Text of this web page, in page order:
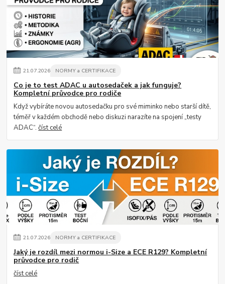
21.07.2026 NORMY a CERTIFIKACE
Co je to test ADAC u autosedaček a jak funguje?
Kompletní průvodce pro rodiče
Když vybíráte novou autosedačku pro své miminko nebo starší dítě,
téměř v každém obchodě nebo diskuzi narazíte na spojení „testy
ADAC“.číst celé
21.07.2026 NORMY a CERTIFIKACE
Jaký je rozdíl mezi normou i-Size a ECE R129? Kompletní
průvodce pro rodič
číst celé